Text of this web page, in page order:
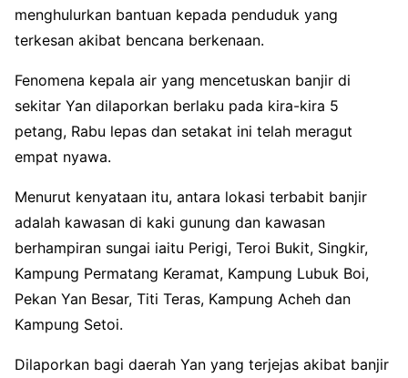
menghulurkan bantuan kepada penduduk yang
terkesan akibat bencana berkenaan.
Fenomena kepala air yang mencetuskan banjir di
sekitar Yan dilaporkan berlaku pada kira-kira 5
petang, Rabu lepas dan setakat ini telah meragut
empat nyawa.
Menurut kenyataan itu, antara lokasi terbabit banjir
adalah kawasan di kaki gunung dan kawasan
berhampiran sungai iaitu Perigi, Teroi Bukit, Singkir,
Kampung Permatang Keramat, Kampung Lubuk Boi,
Pekan Yan Besar, Titi Teras, Kampung Acheh dan
Kampung Setoi.
Dilaporkan bagi daerah Yan yang terjejas akibat banjir